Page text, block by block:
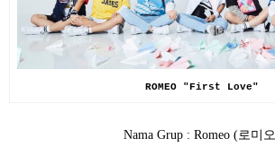
ROMEO "First Love"
Nama Grup : Romeo (로미오